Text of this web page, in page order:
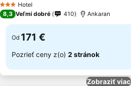
3 Počet hviezdičiek
Hotel
8,3 Veľmi dobré 410 Ankaran
Od 171 €
Pozrieť ceny z(o) 2 stránok
Zobraziť viac